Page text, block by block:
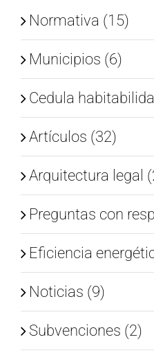
Normativa (15)
Municipios (6)
Cedula
Artículos (32)
Arquitectura legal
Preguntas con
Eficiencia
Noticias (9)
Subvenciones (2)